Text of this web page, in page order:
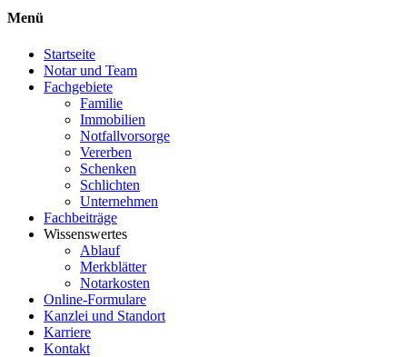
Menü
Startseite
Notar und Team
Fachgebiete
Familie
Immobilien
Notfallvorsorge
Vererben
Schenken
Schlichten
Unternehmen
Fachbeiträge
Wissenswertes
Ablauf
Merkblätter
Notarkosten
Online-Formulare
Kanzlei und Standort
Karriere
Kontakt